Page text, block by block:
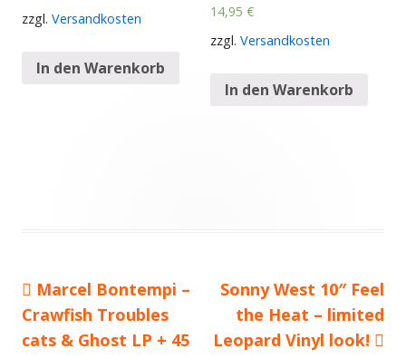
zzgl. Versandkosten
In den Warenkorb
14,95 €
zzgl. Versandkosten
In den Warenkorb
Beitragsnavigation
Vorheriger
Beitrag:
Marcel Bontempi –
Crawfish Troubles
cats & Ghost LP + 45
Nächster
Beitrag
Sonny West 10″ Feel
the Heat – limited
Leopard Vinyl look!